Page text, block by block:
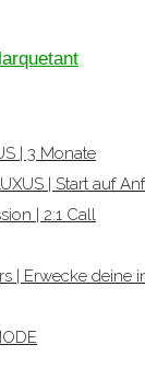
| 3 Monate
| Start auf
| 2:1 Call
| Erwecke deine